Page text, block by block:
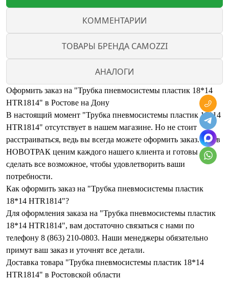
КОММЕНТАРИИ
ТОВАРЫ БРЕНДА CAMOZZI
АНАЛОГИ
Оформить заказ на "Трубка пневмосистемы пластик 18*14
HTR1814" в Ростове на Дону
В настоящий момент "Трубка пневмосистемы пластик 18*14
HTR1814" отсутствует в нашем магазине. Но не стоит
расстраиваться, ведь вы всегда можете оформить заказ. Мы в
НОВОТРАК ценим каждого нашего клиента и готовы
сделать все возможное, чтобы удовлетворить ваши
потребности.
Как оформить заказ на "Трубка пневмосистемы пластик
18*14 HTR1814"?
Для оформления заказа на "Трубка пневмосистемы пластик
18*14 HTR1814", вам достаточно связаться с нами по
телефону 8 (863) 210-0803. Наши менеджеры обязательно
примут ваш заказ и уточнят все детали.
Доставка товара "Трубка пневмосистемы пластик 18*14
HTR1814" в Ростовской области